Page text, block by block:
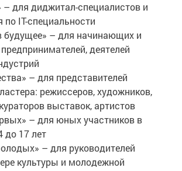
для диджитал-специалистов и
по IT-специальности
будущее» – для начинающих и
деятелей
– для представителей
режиссеров, художников,
выставок, артистов
– для юных участников в
до 17 лет
– для руководителей
культуры и молодежной